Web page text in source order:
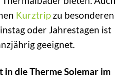
Kurztrip zu besonderen
oder Jahrestagen ist
geeignet.
die Therme Solemar im